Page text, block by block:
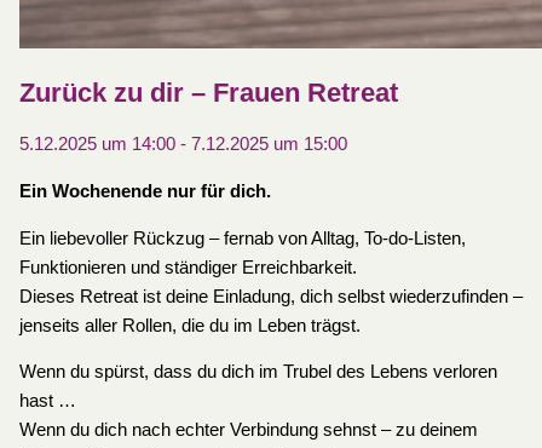
Zurück zu dir – Frauen Retreat
5.12.2025 um 14:00- 7.12.2025 um 15:00
Ein Wochenende nur für dich.
Ein liebevoller Rückzug – fernab von Alltag, To-do-Listen,
Funktionieren und ständiger Erreichbarkeit.
Dieses Retreat ist deine Einladung, dich selbst wiederzufinden –
jenseits aller Rollen, die du im Leben trägst.
Wenn du spürst, dass du dich im Trubel des Lebens verloren
hast …
Wenn du dich nach echter Verbindung sehnst – zu deinem